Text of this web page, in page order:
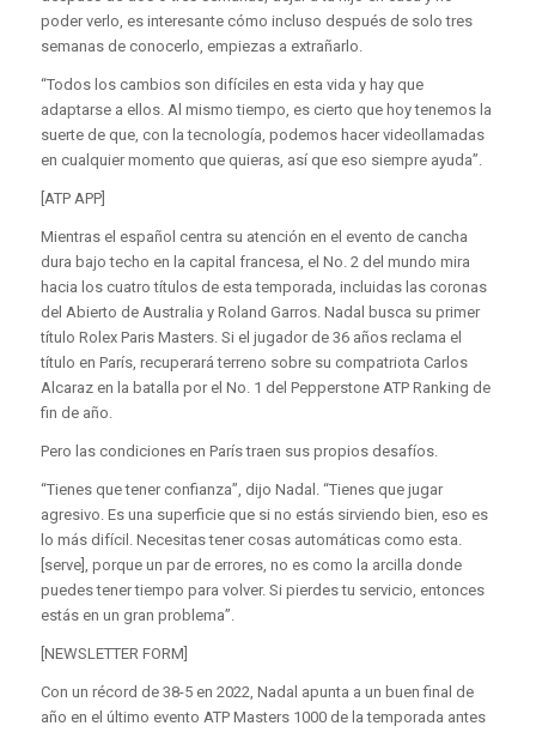
poder verlo, es interesante cómo incluso después de solo tres
semanas de conocerlo, empiezas a extrañarlo.
“Todos los cambios son difíciles en esta vida y hay que
adaptarse a ellos. Al mismo tiempo, es cierto que hoy tenemos la
suerte de que, con la tecnología, podemos hacer videollamadas
en cualquier momento que quieras, así que eso siempre ayuda”.
[ATP APP]
Mientras el español centra su atención en el evento de cancha
dura bajo techo en la capital francesa, el No. 2 del mundo mira
hacia los cuatro títulos de esta temporada, incluidas las coronas
del Abierto de Australia y Roland Garros. Nadal busca su primer
título Rolex Paris Masters. Si el jugador de 36 años reclama el
título en París, recuperará terreno sobre su compatriota Carlos
Alcaraz en la batalla por el No. 1 del Pepperstone ATP Ranking de
fin de año.
Pero las condiciones en París traen sus propios desafíos.
“Tienes que tener confianza”, dijo Nadal. “Tienes que jugar
agresivo. Es una superficie que si no estás sirviendo bien, eso es
lo más difícil. Necesitas tener cosas automáticas como esta.
[serve], porque un par de errores, no es como la arcilla donde
puedes tener tiempo para volver. Si pierdes tu servicio, entonces
estás en un gran problema”.
[NEWSLETTER FORM]
Con un récord de 38-5 en 2022, Nadal apunta a un buen final de
año en el último evento ATP Masters 1000 de la temporada antes